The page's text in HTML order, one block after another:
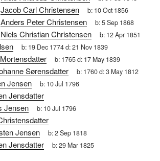
Jacob Carl Christensen b: 10 Oct 1856
Anders Peter Christensen b:5 Sep 1868
Niels Christian Christensen b: 12 Apr 1851
b: 19 Dec 1774d:21 Nov 1839
b: 1765d: 17 May 1839
Sørensdatter b: 1760d:3 May 1812
Jensen b: 10 Jul 1796
Jensdatter
Jensen b: 10 Jul 1796
Jensen b:2 Sep 1818
Jensdatter b:29 Mar 1825